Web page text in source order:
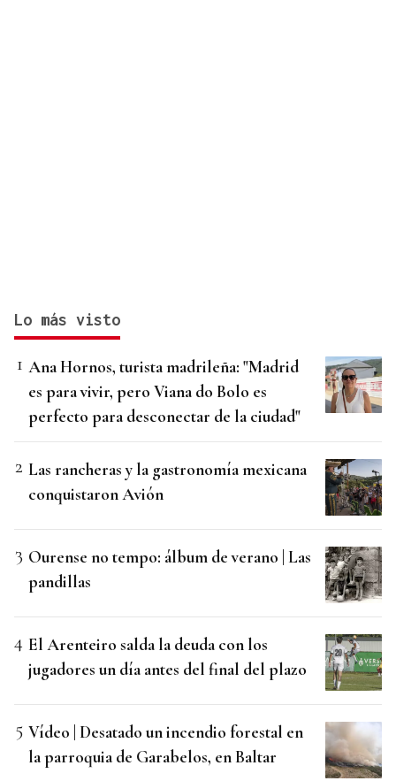
Lo más visto
Ana Hornos, turista madrileña: "Madrid
es para vivir, pero Viana do Bolo es
perfecto para desconectar de la ciudad"
Las rancheras y la gastronomía mexicana
conquistaron Avión
Ourense no tempo: álbum de verano | Las
pandillas
El Arenteiro salda la deuda con los
jugadores un día antes del final del plazo
Vídeo | Desatado un incendio forestal en
la parroquia de Garabelos, en Baltar